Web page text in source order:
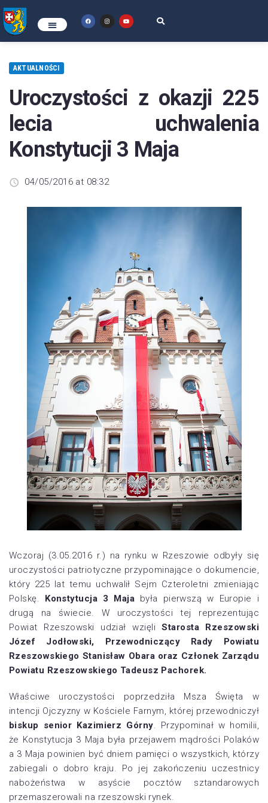
AKTUALNOŚCI
Uroczystości z okazji 225
lecia uchwalenia
Konstytucji 3 Maja
04/05/2016 at 08:32
Wczoraj (3.05.2016 r.) na rynku w Rzeszowie odbyły się
uroczystości patriotyczne przypominające o dokumencie,
który 225 lat temu uchwalił Sejm Czteroletni zmieniając
Polskę. Konstytucja 3 Maja była pierwszą w Europie i
drugą na świecie. W uroczystości tej reprezentując
Powiat Rzeszowski udział wzięliStarosta Rzeszowski
Józef Jodłowski, Przewodniczący Rady Powiatu
Rzeszowskiego Stanisław Obara oraz Członek Zarządu
Powiatu Rzeszowskiego Tadeusz Pachorek.
Właściwe uroczystości poprzedziła Msza Święta w
intencji Ojczyzny w Kościele Farnym, której przewodniczył
biskup senior Kazimierz Górny. Przypominał w homilii,
że Konstytucja 3 Maja była przejawem mądrości Polaków
a 3 Maja powinien być dniem pamięci o wszystkich, którzy
zabiegali o dobro kraju. Po jej zakończeniu uczestnicy
nabożeństwa w asyście pocztów sztandarowych
przemaszerowali na rzeszowski rynek.